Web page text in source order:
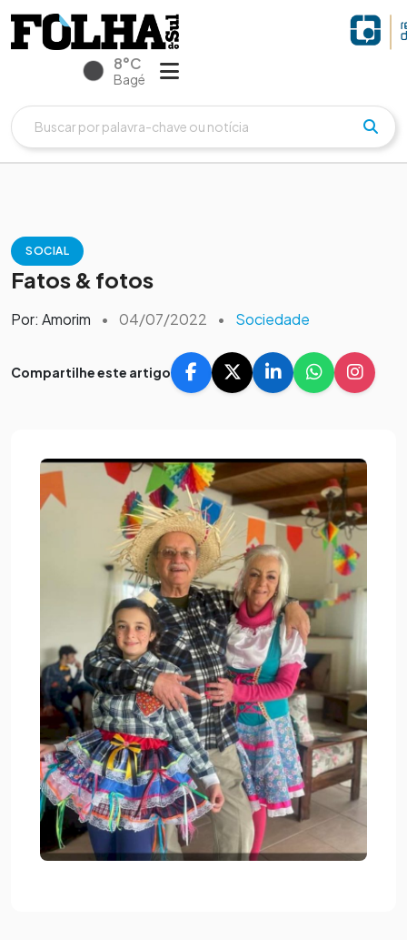
8°C
Bagé
SOCIAL
Fatos & fotos
Por: Amorim • 04/07/2022 • Sociedade
Compartilhe este artigo